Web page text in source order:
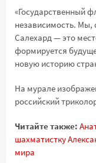
«Государственный
независимость. Мы,
Салехард — это
формируется
новую историю
На мурале
российский
Читайте также:
шахматистку
мира